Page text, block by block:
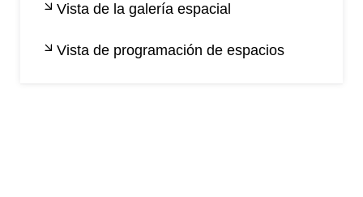
Vista de la galería espacial
Vista de programación de espacios